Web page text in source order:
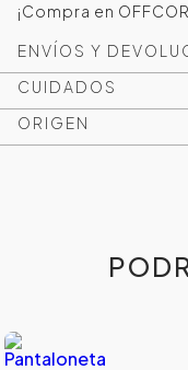
¡Compra en
ENVÍOS Y
CUIDADOS
ORIGEN